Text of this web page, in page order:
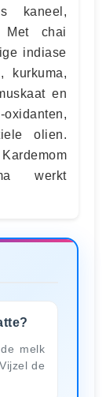
kaneel,
Met chai
indiase
kurkuma,
en
olien.
werkt
melk
de